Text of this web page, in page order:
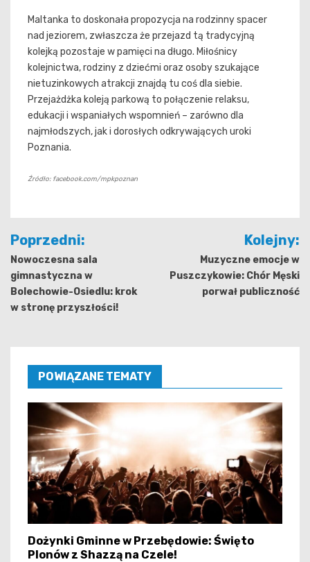
Maltanka to doskonała propozycja na rodzinny spacer
nad jeziorem, zwłaszcza że przejazd tą tradycyjną
kolejką pozostaje w pamięci na długo. Miłośnicy
kolejnictwa, rodziny z dziećmi oraz osoby szukające
nietuzinkowych atrakcji znajdą tu coś dla siebie.
Przejażdżka koleją parkową to połączenie relaksu,
edukacji i wspaniałych wspomnień – zarówno dla
najmłodszych, jak i dorosłych odkrywających uroki
Poznania.
Źródło: facebook.com/mpkpoznan
Nawigacja
wpisu
Poprzedni:
Nowoczesna sala
gimnastyczna w
Bolechowie-Osiedlu: krok
w stronę przyszłości!
Kolejny:
Muzyczne emocje w
Puszczykowie: Chór Męski
porwał publiczność
POWIĄZANE TEMATY
Dożynki Gminne w Przebędowie: Święto
Plonów z Shazzą na Czele!